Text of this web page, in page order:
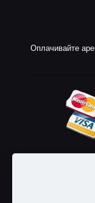
Оплачивайте